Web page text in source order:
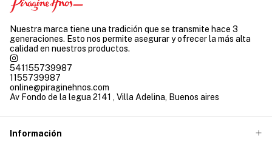
Nuestra marca tiene una tradición que se transmite hace 3
generaciones. Esto nos permite asegurar y ofrecer la más alta
calidad en nuestros productos.
541155739987
1155739987
online@piraginehnos.com
Av Fondo de la legua 2141 , Villa Adelina, Buenos aires
Información